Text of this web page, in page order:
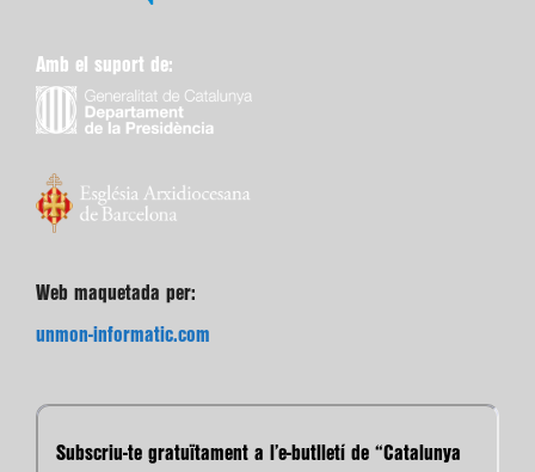
Amb el suport de:
Web maquetada per:
unmon-informatic.com
Subscriu-te gratuïtament a l’e-butlletí de “Catalunya